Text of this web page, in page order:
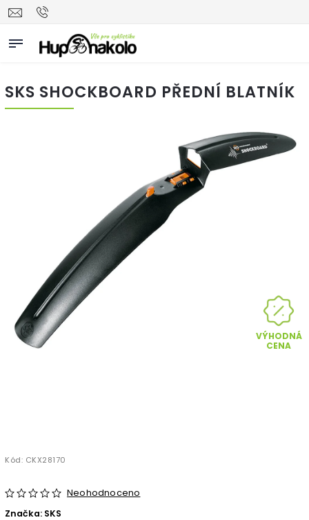
SKS SHOCKBOARD PŘEDNÍ BLATNÍK
VÝHODNÁ
CENA
Kód: CKX28170
Neohodnoceno
Značka: SKS